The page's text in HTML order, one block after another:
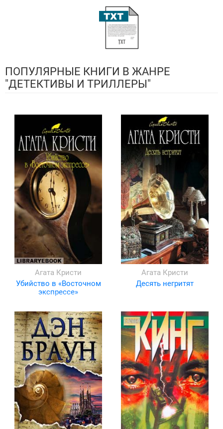
ПОПУЛЯРНЫЕ КНИГИ В ЖАНРЕ
"ДЕТЕКТИВЫ И ТРИЛЛЕРЫ"
Агата Кристи
Убийство в «Восточном
экспрессе»
Агата Кристи
Десять негритят